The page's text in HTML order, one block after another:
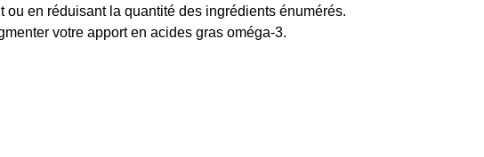
en réduisant la quantité des ingrédients énumérés.
votre apport en acides gras oméga-3.